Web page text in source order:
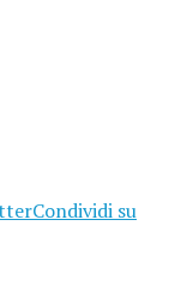
Condividi su